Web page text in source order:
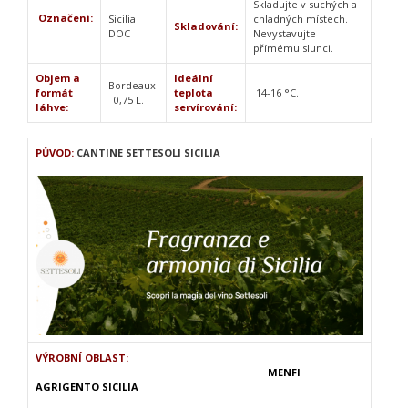
Označení:
Sicilia
DOC
Skladování:
Skladujte v suchých a
chladných místech.
Nevystavujte
přímému slunci.
Objem a
formát
láhve:
Bordeaux
0,75 L.
Ideální
teplota
servírování:
14-16 °C.
PŮVOD: CANTINE SETTESOLI SICILIA
VÝROBNÍ OBLAST:
MENFI
AGRIGENTO SICILIA